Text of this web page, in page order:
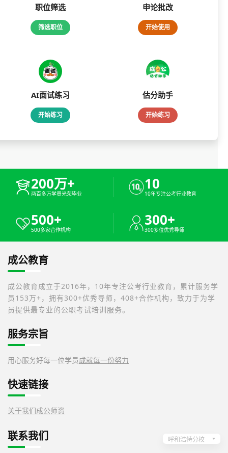
职位筛选
筛选职位
申论批改
开始使用
AI面试练习
开始练习
估分助手
开始练习
200万+
两百多万学员光荣毕业
10
10年专注公考行业教育
500+
500多家合作机构
300+
300多位优秀导师
成公教育
成公教育成立于2016年，10年专注公考行业教育，累计服务学
员153万+，拥有300+优秀导师，408+合作机构，致力于为学
员提供最专业的公职考试培训服务。
服务宗旨
用心服务好每一位学员成就每一份努力
快速链接
关于我们成公师资
联系我们 呼和浩特分校